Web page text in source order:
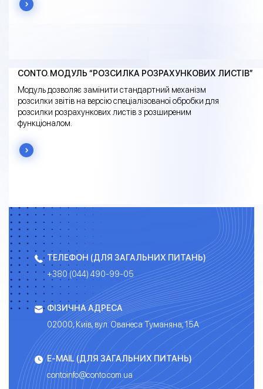
CONTO. МОДУЛЬ “РОЗСИЛКА РОЗРАХУНКОВИХ ЛИСТІВ”
Модуль дозволяє замінити стандартний механізм
розсилки звітів на версію спеціалізованої обробки для
розсилки розрахункових листів з розширеним
функціоналом.
ТЕЛЕФОН (ДЛЯ ЗАГАЛЬНИХ ПИТАНЬ)
+380 (044) 490-99-05
ФІЗИЧНА АДРЕСА
02000, Київ, вул. Ованеса Туманяна, 15А
E-MAIL (ДЛЯ ЗАГАЛЬНИХ ПИТАНЬ)
contoinfo@conto.com.ua